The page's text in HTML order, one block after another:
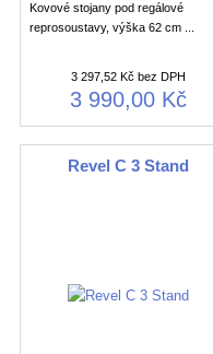
Kovové stojany pod regálové
reprosoustavy, výška 62 cm ...
3 297,52 Kč bez DPH
3 990,00 Kč
Revel C 3 Stand